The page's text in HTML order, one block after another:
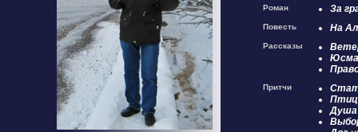
Роман За
Повесть На
Рассказы
Притчи
Душа